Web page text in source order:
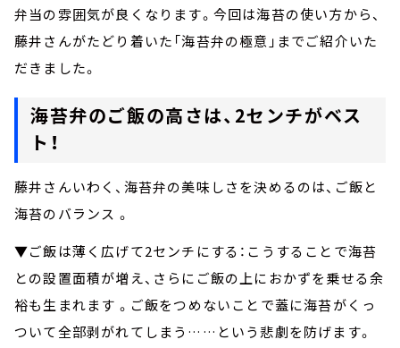
弁当の雰囲気が良くなります。今回は海苔の使い方から、
藤井さんがたどり着いた「海苔弁の極意」までご紹介いた
だきました。
海苔弁のご飯の高さは、2センチがベス
ト！
藤井さんいわく、海苔弁の美味しさを決めるのは、ご飯と
海苔のバランス 。
▼ご飯は薄く広げて2センチにする：こうすることで海苔
との設置面積が増え、さらにご飯の上におかずを乗せる余
裕も生まれます 。ご飯をつめないことで蓋に海苔がくっ
ついて全部剥がれてしまう……という悲劇を防げます。